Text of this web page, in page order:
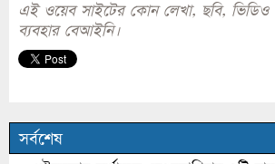
এই ওয়েব সাইটের কোন লেখা, ছবি, ভিডিও
ব্যবহার বেআইনি।
সর্বশেষ